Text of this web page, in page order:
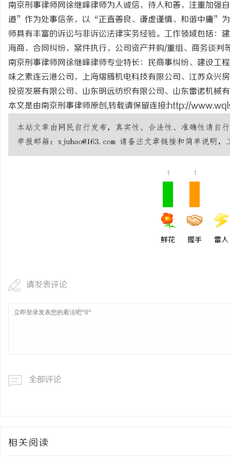
南京刑事律师网徐继峰律师为人诚信，待人和善，注重加强
道”作为处事信条，以“正直善良、谦虚谨慎、和谐中庸”
师具有丰富的诉讼与非诉讼法律实务经验。工作领域包括：
海商，合同纠纷，案件执行，公司资产并购/重组、商务谈判
南京刑事律师网徐继峰律师专业特长：民商事纠纷、建设工
味之素连云港公司，上海熠腾机电科技有限公司、江苏众兴
投资发展有限公司、山东明远纺织有限公司、山东雷诺机械
本文是由南京刑事律师原创,转载请保留连接:http://
1
鲜花
1
握手 雷人
请发表评论
全部评论
相关阅读
临沂成人高考哪家机构